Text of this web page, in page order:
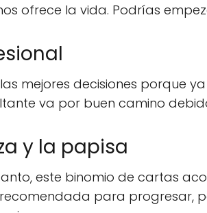
ofrece la vida. Podrías
mejores decisiones porque
va por buen camino
y la papisa
este binomio de cartas
para progresar,